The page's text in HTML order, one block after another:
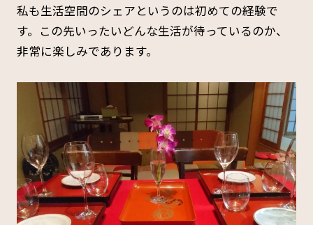
私も生活空間のシェアというのは初めての経験で
す。この先いったいどんな生活が待っているのか、
非常に楽しみであります。